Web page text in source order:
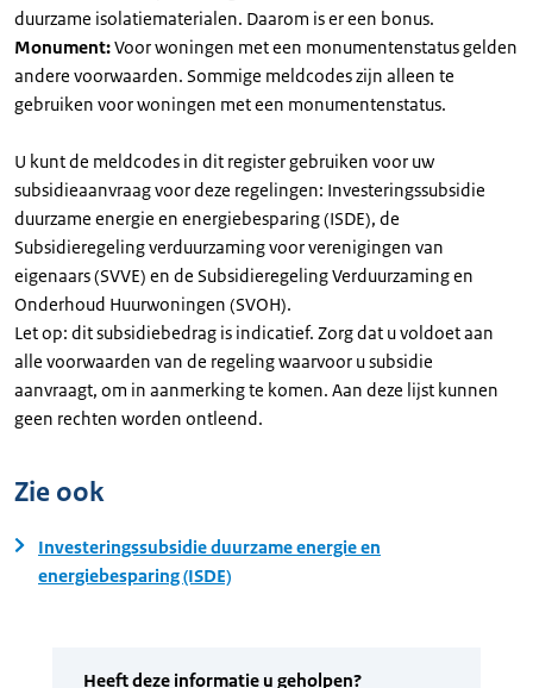
duurzame isolatiematerialen. Daarom is er een bonus.
Monument:Voor woningen met een monumentenstatus gelden
andere voorwaarden. Sommige meldcodes zijn alleen te
gebruiken voor woningen met een monumentenstatus.
U kunt de meldcodes in dit register gebruiken voor uw
subsidieaanvraag voor deze regelingen: Investeringssubsidie
duurzame energie en energiebesparing (ISDE), de
Subsidieregeling verduurzaming voor verenigingen van
eigenaars (SVVE) en de Subsidieregeling Verduurzaming en
Onderhoud Huurwoningen (SVOH).
Let op: dit subsidiebedrag is indicatief. Zorg dat u voldoet aan
alle voorwaarden van de regeling waarvoor u subsidie
aanvraagt, om in aanmerking te komen. Aan deze lijst kunnen
geen rechten worden ontleend.
Zie ook
Investeringssubsidie duurzame energie en
energiebesparing (ISDE)